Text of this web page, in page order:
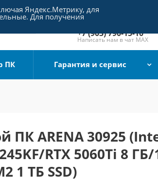
+7 (495) 790-15-10
Отдел продаж
+7 (903) 790-15-10
Написать нам в чат MAX
ПК Гарантия и сервис
ПК ARENA 30925
RTX 5060Ti 8 ГБ/
1 ТБ SSD)
Яндекс.Метрику, для
Для получения